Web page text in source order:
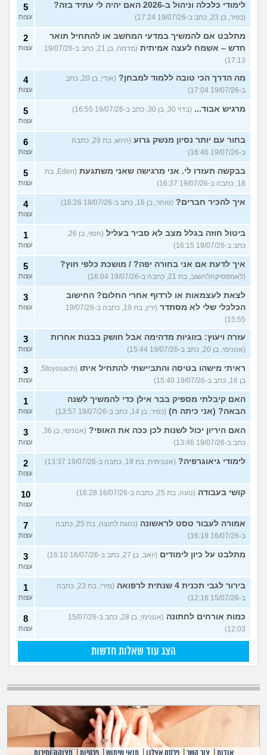
לימודי כלכלה וניהול ב-2026 האם יהיה לי עתיד בזה?
(כפיר, בן 23, כתב ב-19/07/26 17:24)
5
עצות
מתלבט אם להמשיך במדעי המחשב או להתחיל תואר
חדש – אשמח לעצה אמיתית
(מדמח, בן 21, כתב ב-19/07/26
17:13)
2
עצות
מה הדרך הכי טובה ללמוד למבחן?
(אודי, בן 20, כתב
ב-19/07/26 17:04)
4
עצות
מרגיש אבוד... (בדוי 30, בן 30, כתב ב-19/07/26 16:55) 5
עצות
בחור עם יותר נסיון מנשק גרוע
(היוש, בת 29, כתבה
ב-19/07/26 16:46)
6
עצות
בבקשה תעזרו לי. אני מרגישה שאני משתגעת
(Eden, בת
18, כתבה ב-19/07/26 16:37)
5
עצות
איך להכיר חברים? (טוהר, בן 16, כתב ב-19/07/26 16:26) 4
עצות
ביטול חוזה בגלל מצב לא סביר בעליל
(חסוי, בן 26,
כתב ב-19/07/26 16:15)
1
עצות
איך לדעת אם אני בחורה יפה? / מושכת כלפי חוץ?
(לאמפסיקהלחשוב, בת 21, כתבה ב-19/07/26 16:04)
5
עצות
לצאת לעצמאות או לרדוף אחרי החלום? החישוב
הכלכלי שלי לא מסתדר
(ירין, בת 19, כתבה ב-19/07/26
15:55)
3
עצות
עזרה ויעוץ: בזוגיות מדהימה אבל חושק בבנות אחרות
(אנונימי, בן 20, כתב ב-19/07/26 15:44)
3
עצות
ראיתי מישהו בטיסה והתביישתי להתחיל איתו
(Stoyosach,
בן 16, כתב ב-19/07/26 15:40)
3
עצות
האם קיבלתי מספיק בבר אילן כדי להמשיך לשנה
הבאה? (אני כיתה ח) (כפיר, בן 14, כתב ב-19/07/26 13:57)
1
עצות
האם היריון יכול לשנות לכן ככה את האופי?
(אנונימי, בן 36,
כתב ב-19/07/26 13:46)
3
עצות
לימודי גיאוגרפיה? (אנונימית, בת 19, כתבה ב-19/07/26 13:37) 2
עצות
קושי בעבודה (נועה, בת 25, כתבה ב-16/07/26 16:28) 10
עצות
אמורה לעבור טסט לראשונה
(נהגת לחוצה, בת 25, כתבה
ב-16/07/26 16:19)
7
עצות
מתלבט על כיון לימודים (יואב, בן 27, כתב ב-16/07/26 16:10) 3
עצות
בירור לגבי תכנית 4 שנתית לרפואה
(מירי, בת 23, כתבה
ב-15/07/26 12:16)
1
עצות
כמות אורחים לחתונה
(אנונימי, בן 28, כתב ב-15/07/26
12:03)
8
עצות
הצג עוד שאלות חדשות